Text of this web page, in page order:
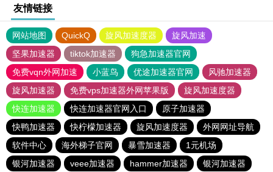
友情链接
网站地图 QuickQ 旋风加速度器
旋风加速
坚果加速器
tiktok加速器
狗急加速器官网
免费vqn外网加速
小蓝鸟 优途加速器官网
风驰加速器
旋风加速器
免费vps加速器外网苹果版
旋风加速度器
快连加速器
快连加速器官网入口
原子加速器
快鸭加速器
快柠檬加速器 旋风加速度器
外网网址导航
软件中心
海外梯子官网 暴雪加速器
1元机场
银河加速器
veee加速器 hammer加速器 银河加速器